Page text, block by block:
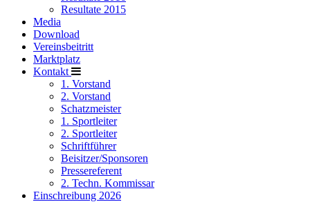
Resultate 2015
Media
Download
Vereinsbeitritt
Marktplatz
Kontakt
1. Vorstand
2. Vorstand
Schatzmeister
1. Sportleiter
2. Sportleiter
Schriftführer
Beisitzer/Sponsoren
Pressereferent
2. Techn. Kommissar
Einschreibung 2026